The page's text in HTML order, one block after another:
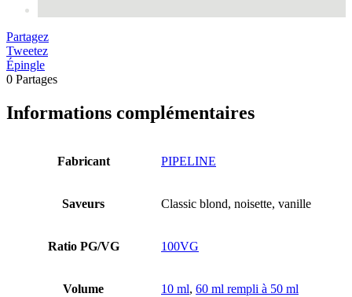
Partagez
Tweetez
Épingle
0 Partages
Informations complémentaires
Fabricant PIPELINE
Saveurs Classic blond, noisette, vanille
Ratio PG/VG 100VG
Volume 10 ml, 60 ml rempli à 50 ml